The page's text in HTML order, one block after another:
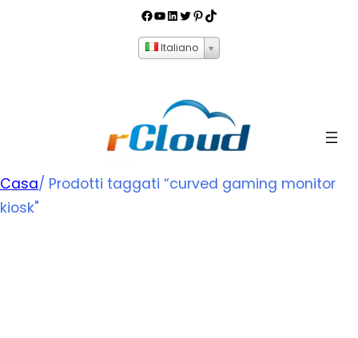
Italiano
Casa/ Prodotti taggati “curved gaming monitor
kiosk"